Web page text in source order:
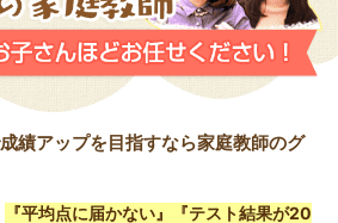
績アップを目指すなら家庭教師のグ
『平均点に届かない』『テスト結果が20